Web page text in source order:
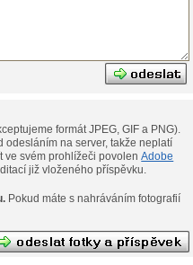
formát JPEG, GIF a PNG).
odesláním na server, takže neplatí
Musíte však mít ve svém prohlížeči povolenAdobe
již vloženého příspěvku.